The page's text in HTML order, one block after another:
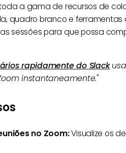
a gama de recursos de
quadro branco e
sessões para que possa
rapidamente do Slack
instantaneamente."
no Zoom:Visualize os